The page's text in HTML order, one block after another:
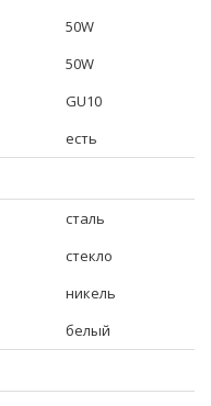
50W
50W
GU10
есть
сталь
стекло
никель
белый